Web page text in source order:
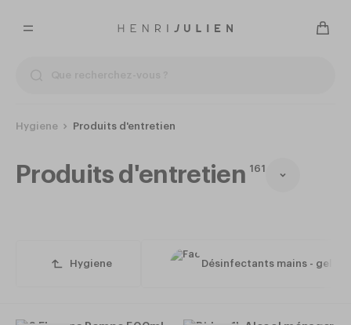
Hygiene Produits d'entretien
Produits d'entretien 161
Hygiene Désinfectants mains - gels